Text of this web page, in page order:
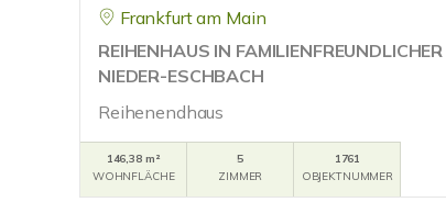
Frankfurt am Main
REIHENHAUS IN
NIEDER-ESCHBACH
Reihenendhaus
146,38 m²
WOHNFLÄCHE
5
ZIMMER
1761
OBJEKTNUMMER